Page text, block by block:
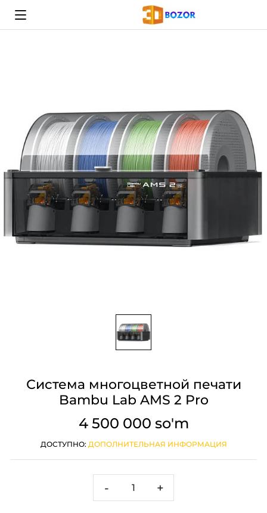
Система многоцветной печати
Bambu Lab AMS 2 Pro
4 500 000 so'm
ДОСТУПНО: ДОПОЛНИТЕЛЬНАЯ ИНФОРМАЦИЯ
- +